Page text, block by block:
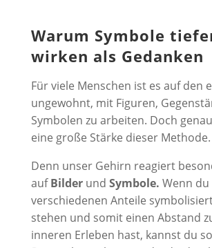
Warum Symbole
wirken als Gedanken
Für viele Menschen ist es auf den
ungewohnt, mit Figuren,
Symbolen zu arbeiten. Doch
eine große Stärke dieser Methode.
Denn unser Gehirn reagiert
aufBilder und Symbole. Wenn du
verschiedenen Anteile
stehen und somit einen Abstand
inneren Erleben hast, kannst du